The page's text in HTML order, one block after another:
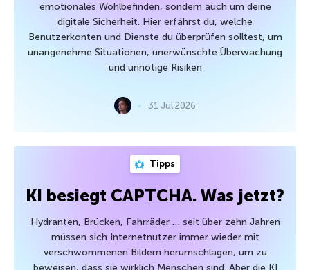
emotionales Wohlbefinden, sondern auch um deine
digitale Sicherheit. Hier erfährst du, welche
Benutzerkonten und Dienste du überprüfen solltest, um
unangenehme Situationen, unerwünschte Überwachung
und unnötige Risiken
31 Jul 2026
Tipps
KI besiegt CAPTCHA. Was jetzt?
Hydranten, Brücken, Fahrräder … seit über zehn Jahren
müssen sich Internetnutzer immer wieder mit
verschwommenen Bildern herumschlagen, um zu